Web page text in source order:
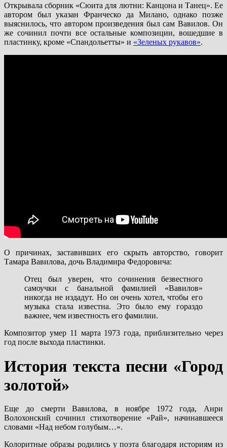
Открывала сборник «Сюита для лютни: Канцона и Танец». Ее
автором был указан Франческо да Милано, однако позже
выяснилось, что автором произведения был сам Вавилов. Он
же сочинил почти все остальные композиции, вошедшие в
пластинку, кроме «Спандольетты» и «Зеленых рукавов».
О причинах, заставивших его скрыть авторство, говорит
Тамара Вавилова, дочь Владимира Федоровича:
Отец был уверен, что сочинения безвестного
самоучки с банальной фамилией «Вавилов»
никогда не издадут. Но он очень хотел, чтобы его
музыка стала известна. Это было ему гораздо
важнее, чем известность его фамилии.
Композитор умер 11 марта 1973 года, приблизительно через
год после выхода пластинки.
История текста песни «Город
золотой»
Еще до смерти Вавилова, в ноябре 1972 года, Анри
Волохонский сочинил стихотворение «Рай», начинавшееся
словами «Над небом голубым…».
Колоритные образы родились у поэта благодаря историям из